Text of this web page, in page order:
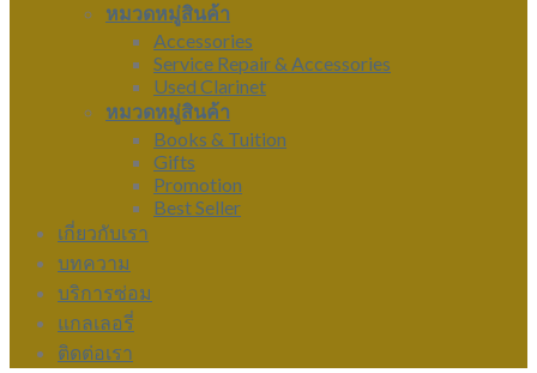
หมวดหมู่สินค้า
Accessories
Service Repair & Accessories
Used Clarinet
หมวดหมู่สินค้า
Books & Tuition
Gifts
Promotion
Best Seller
เกี่ยวกับเรา
บทความ
บริการซ่อม
แกลเลอรี่
ติดต่อเรา